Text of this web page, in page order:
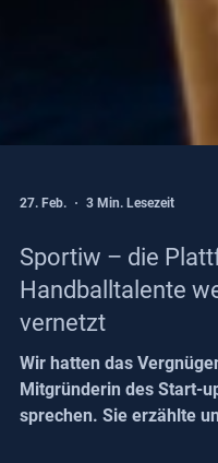
27. Feb. 3 Min. Lesezeit
Handballtalente
vernetzt